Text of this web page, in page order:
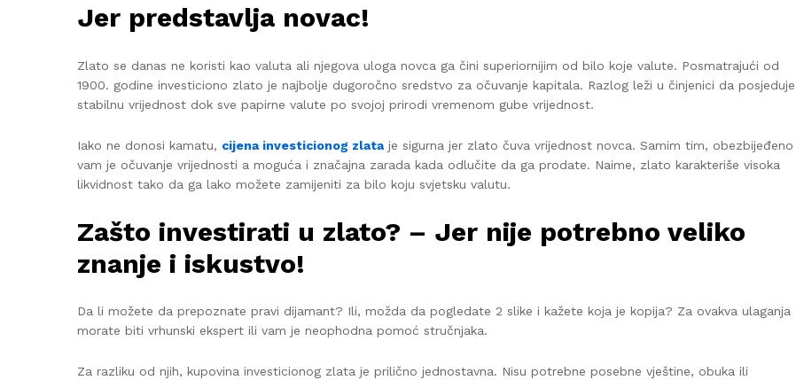
Jer predstavlja novac!
Zlato se danas ne koristi kao valuta ali njegova uloga novca ga čini superiornijim od bilo koje valute. Posmatrajući od
1900. godine investiciono zlato je najbolje dugoročno sredstvo za očuvanje kapitala. Razlog leži u činjenici da posjeduje
stabilnu vrijednost dok sve papirne valute po svojoj prirodi vremenom gube vrijednost.
Iako ne donosi kamatu, cijena investicionog zlataje sigurna jer zlato čuva vrijednost novca. Samim tim, obezbijeđeno
vam je očuvanje vrijednosti a moguća i značajna zarada kada odlučite da ga prodate. Naime, zlato karakteriše visoka
likvidnost tako da ga lako možete zamijeniti za bilo koju svjetsku valutu.
Zašto investirati u zlato? – Jer nije potrebno veliko
znanje i iskustvo!
Da li možete da prepoznate pravi dijamant? Ili, možda da pogledate 2 slike i kažete koja je kopija? Za ovakva ulaganja
morate biti vrhunski ekspert ili vam je neophodna pomoć stručnjaka.
Za razliku od njih, kupovina investicionog zlata je prilično jednostavna. Nisu potrebne posebne vještine, obuka ili